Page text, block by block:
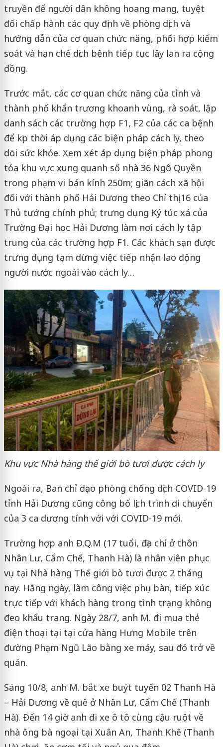
truyền để người dân không hoang mang, tuyệt
đối chấp hành các quy định về phòng dịch và
hướng dẫn của cơ quan chức năng, phối hợp kiểm
soát và hạn chế dịch bệnh tiếp tục lây lan ra cộng
đồng.
Trước mắt, các cơ quan chức năng của tỉnh và
thành phố khẩn trương khoanh vùng, rà soát, lập
danh sách các trường hợp F1, F2 của các ca bệnh
để kịp thời áp dụng các biện pháp cách ly, theo
dõi sức khỏe. Xem xét áp dụng biện pháp phong
tỏa khu vực xung quanh số nhà 36 Ngô Quyền
trong phạm vi bán kính 250m; giãn cách xã hội
đối với thành phố Hải Dương theo Chỉ thị 16 của
Thủ tướng chính phủ; trưng dụng Ký túc xá của
Trường Đại học Hải Dương làm nơi cách ly tập
trung của các trường hợp F1. Các khách sạn được
trưng dụng tạm dừng việc tiếp nhận lao động
người nước ngoài vào cách ly…
Khu vực Nhà hàng thế giới bò tươi được cách ly
Ngoài ra, Ban chỉ đạo phòng chống dịch COVID-19
tỉnh Hải Dương cũng công bố lịch trình di chuyển
của 3 ca dương tính với với COVID-19 mới.
Trường hợp anh Đ.Q.M (17 tuổi, địa chỉ ở thôn
Nhân Lư, Cẩm Chế, Thanh Hà) là nhân viên phục
vụ tại Nhà hàng Thế giới bò tươi được 2 tháng
nay. Hằng ngày, làm công việc phụ bàn, tiếp xúc
trực tiếp với khách hàng trong tình trạng không
đeo khẩu trang. Ngày 28/7, anh M. đi mua thẻ
điện thoại tại tại cửa hàng Hưng Mobile trên
đường Phạm Ngũ Lão bằng xe máy, sau đó trở về
quán.
Sáng 10/8, anh M. bắt xe buýt tuyến 02 Thanh Hà
– Hải Dương về quê ở Nhân Lư, Cẩm Chế (Thanh
Hà). Đến 14 giờ anh đi xe ô tô cùng cậu ruột về
nhà ông bà ngoại tại Xuân An, Thanh Khê (Thanh